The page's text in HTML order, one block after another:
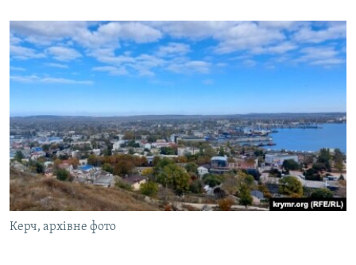
Керч, архівне фото